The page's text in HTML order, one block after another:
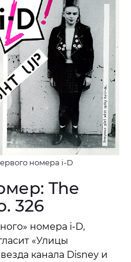
номера i-D
The
326
номера i-D,
«Улицы
канала Disney и